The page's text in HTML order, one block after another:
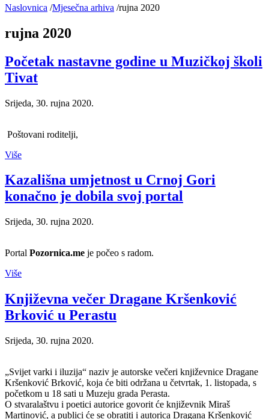
Naslovnica /Mjesečna arhiva /rujna 2020
rujna 2020
Početak nastavne godine u Muzičkoj školi
Tivat
Srijeda, 30. rujna 2020.
Poštovani roditelji,
Više
Kazališna umjetnost u Crnoj Gori
konačno je dobila svoj portal
Srijeda, 30. rujna 2020.
Portal Pozornica.me je počeo s radom.
Više
Književna večer Dragane Kršenković
Brković u Perastu
Srijeda, 30. rujna 2020.
„Svijet varki i iluzija“ naziv je autorske večeri književnice Dragane
Kršenković Brković, koja će biti održana u četvrtak, 1. listopada, s
početkom u 18 sati u Muzeju grada Perasta.
O stvaralaštvu i poetici autorice govorit će književnik Miraš
Martinović, a publici će se obratiti i autorica Dragana Kršenković